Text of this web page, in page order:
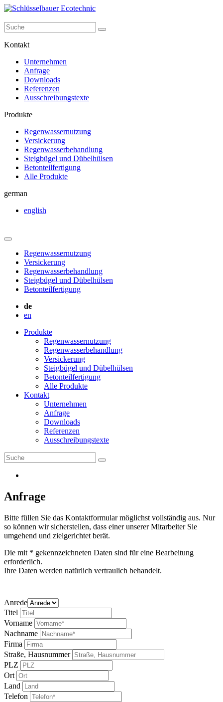
Kontakt
Unternehmen
Anfrage
Downloads
Referenzen
Ausschreibungstexte
Produkte
Regenwassernutzung
Versickerung
Regenwasserbehandlung
Steigbügel und Dübelhülsen
Betonteilfertigung
Alle Produkte
german
english
Regenwassernutzung
Versickerung
Regenwasserbehandlung
Steigbügel und Dübelhülsen
Betonteilfertigung
de
en
Produkte
Regenwassernutzung
Regenwasserbehandlung
Versickerung
Steigbügel und Dübelhülsen
Betonteilfertigung
Alle Produkte
Kontakt
Unternehmen
Anfrage
Downloads
Referenzen
Ausschreibungstexte
Anfrage
Bitte füllen Sie das Kontaktformular möglichst vollständig aus. Nur
so können wir sicherstellen, dass einer unserer Mitarbeiter Sie
umgehend und zielgerichtet berät.
Die mit * gekennzeichneten Daten sind für eine Bearbeitung
erforderlich.
Ihre Daten werden natürlich vertraulich behandelt.
Anrede
Titel
Vorname
Nachname
Firma
Straße, Hausnummer
PLZ
Ort
Land
Telefon